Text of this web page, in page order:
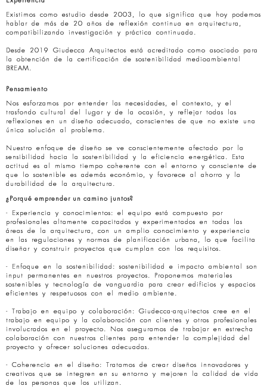
Existimos como estudio desde 2003, lo que significa que hoy podemos
hablar de más de 20 años de reflexión continua en arquitectura,
compatibilizando investigación y práctica continuada.
Desde 2019 Giudecca Arquitectos está acreditado como asociado para
la obtención de la certificación de sostenibilidad medioambiental
BREAM.
Pensamiento
Nos esforzamos por entender las necesidades, el contexto, y el
trasfondo cultural del lugar y de la ocasión, y reflejar todas las
reflexiones en un diseño adecuado, conscientes de que no existe una
única solución al problema.
Nuestro enfoque de diseño se ve conscientemente afectado por la
sensibilidad hacia la sostenibilidad y la eficiencia energética. Esta
actitud es al mismo tiempo coherente con el entorno y consciente de
que lo sostenible es además económio, y favorece al ahorro y la
durabilidad de la arquitectura.
¿Porqué emprender un camino juntos?
- Experiencia y conocimientos: el equipo está compuesto por
profesionales altamente capacitados y experimentados en todas las
áreas de la arquitectura, con un amplio conocimiento y experiencia
en las regulaciones y normas de planificación urbana, lo que facilita
diseñar y construir proyectos que cumplan con los requisitos.
- Enfoque en la sostenibilidad: sostenibilidad e impacto ambiental son
input permanentes en nuestros proyectos. Proponemos materiales
sostenibles y tecnología de vanguardia para crear edificios y espacios
eficientes y respetuosos con el medio ambiente.
- Trabajo en equipo y colaboración: Giudecca-arquitectos cree en el
trabajo en equipo y la colaboración con clientes y otros profesionales
involucrados en el proyecto. Nos aseguramos de trabajar en estrecha
colaboración con nuestros clientes para entender la complejidad del
proyecto y ofrecer soluciones adecuadas.
- Coherencia en el diseño: Tratamos de crear diseños innovadores y
creativos que se integren en su entorno y mejoren la calidad de vida
de las personas que los utilizan.